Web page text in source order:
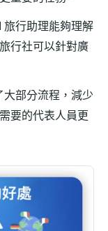
旅行助理能夠理解
行社可以針對廣
大部分流程，減少
要的代表人員更